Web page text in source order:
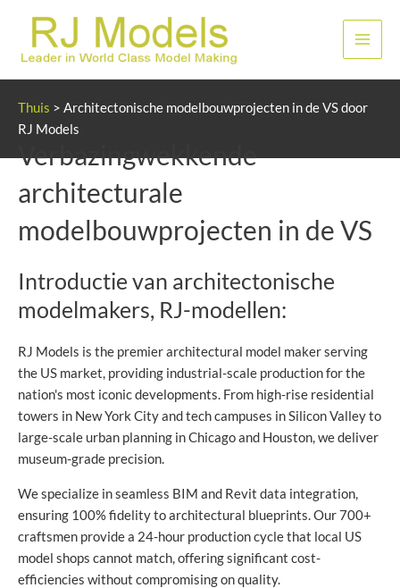
Thuis > Architectonische modelbouwprojecten in de VS door
RJ Models
Verbazingwekkende
architecturale
modelbouwprojecten in de VS
Introductie van architectonische
modelmakers, RJ-modellen:
RJ Models is the premier architectural model maker serving
the US market, providing industrial-scale production for the
nation's most iconic developments. From high-rise residential
towers in New York City and tech campuses in Silicon Valley to
large-scale urban planning in Chicago and Houston, we deliver
museum-grade precision.
We specialize in seamless BIM and Revit data integration,
ensuring 100% fidelity to architectural blueprints. Our 700+
craftsmen provide a 24-hour production cycle that local US
model shops cannot match, offering significant cost-
efficiencies without compromising on quality.